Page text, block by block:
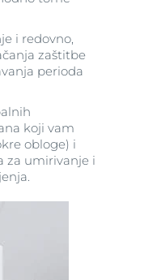
i redovno,
zaštitbe
perioda
koji vam
obloge) i
za umirivanje i